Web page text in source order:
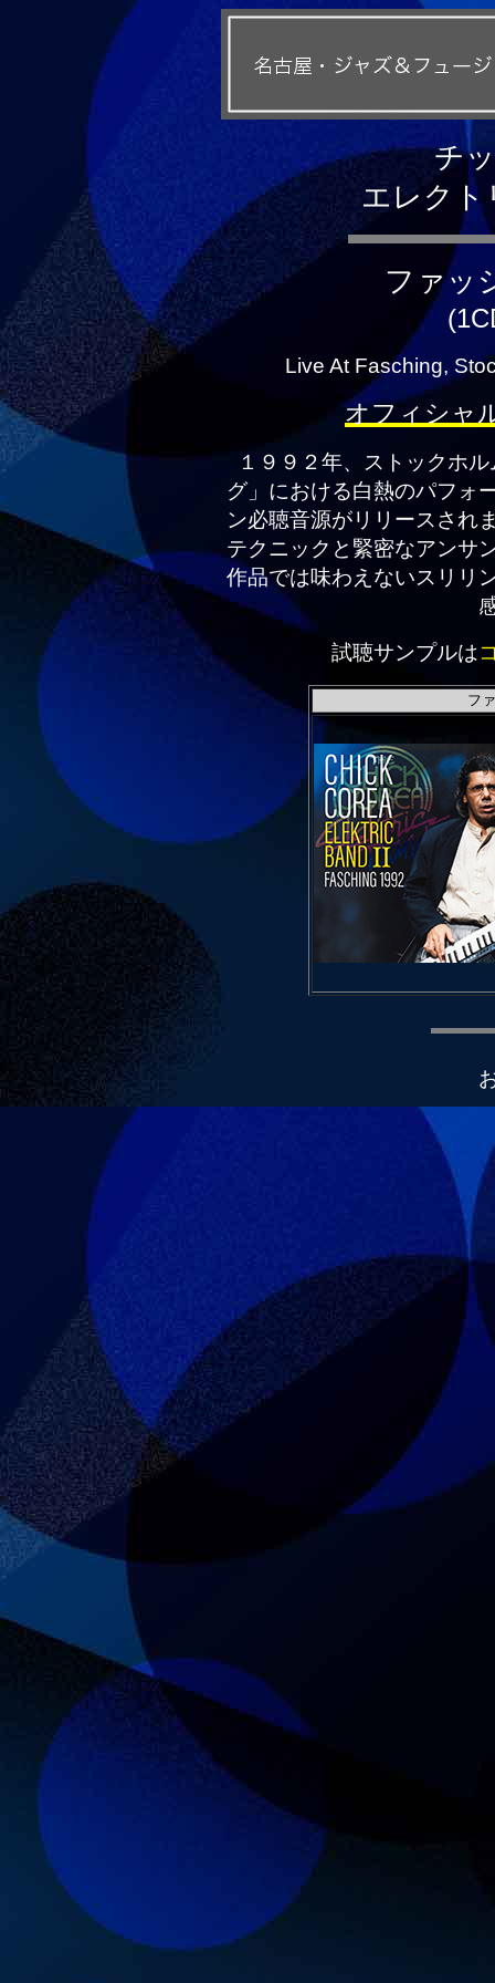
チ
エレクト
ファッ
Live At Fasching,
オフィシャ
１９９２年、ストックホ
グ」における白熱のパフォ
ン必聴音源がリリースされ
テクニックと緊密なアンサ
作品では味わえないスリリ
試聴サンプルは
フ